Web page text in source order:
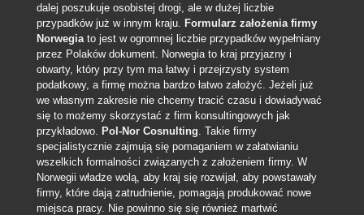
dalej poszukuje osobistej drogi, ale w dużej liczbie
przypadków już w innym kraju. Formularz założenia firmy
Norwegiato jest w ogromnej liczbie przypadków wypełniany
przez Polaków dokument. Norwegia to kraj przyjazny i
otwarty, który przy tym ma łatwy i przejrzysty system
podatkowy, a firmę można bardzo łatwo założyć. Jeżeli już
we własnym zakresie nie chcemy tracić czasu i dowiadywać
się to możemy skorzystać z firm konsultingowych jak
przykładowo. Pol-Nor Cosnulting . Takie firmy
specjalistycznie zajmują się pomaganiem w załatwianiu
wszelkich formalności związanych z założeniem firmy. W
Norwegii władze wolą, aby kraj się rozwijał, aby powstawały
firmy, które dają zatrudnienie, pomagają produkować nowe
miejsca pracy. Nie powinno się się również martwić